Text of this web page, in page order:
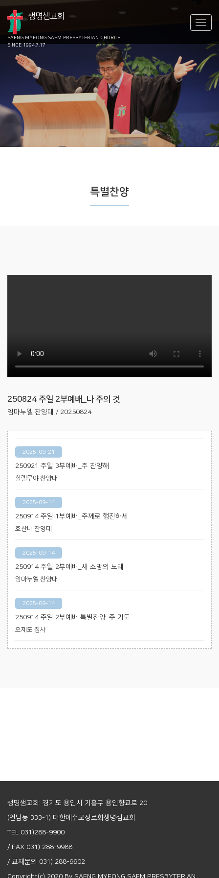
생명샘교회
SAENG MYEONG SAEM PRESBYTERIAN CHURCH
SINCE 1994.7.17
특별찬양
250824 주일 2부예배_나 주의 것
임마누엘 찬양대 / 20250824
2025-09-21
250921 주일 3부예배_주 찬양해
할렐루야 찬양대
2025-09-14
250914 주일 1부예배_주께로 행진하세
호산나 찬양대
2025-09-14
250914 주일 2부예배_새 소망의 노래
임마누엘 찬양대
2025-09-14
250914 주일 2부예배 특별찬양_주 기도
오제도 집사
생명샘교회: 경기도 용인시 기흥구 용인향교로 20
(언남동 333-1) 대한예수교장로회생명샘교회
TEL 031)288-9900
/ FAX 031) 288-9988
/ 교재문의 031) 288-9902